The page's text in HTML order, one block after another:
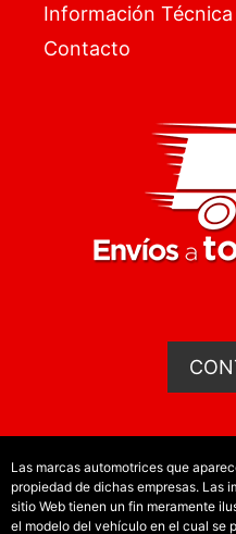
Información Técnica
Contacto
Las marcas automotrices que
propiedad de dichas empresas. Las
sitio Web tienen un fin meramente
el modelo del vehículo en el cual se